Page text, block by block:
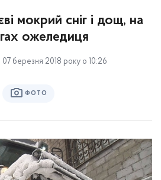
мокрий сніг і дощ, на
ожеледиця
07 березня 2018 року о 10:26
ФОТО